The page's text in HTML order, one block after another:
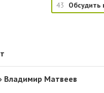
43 Обсудить
Владимир Матвеев